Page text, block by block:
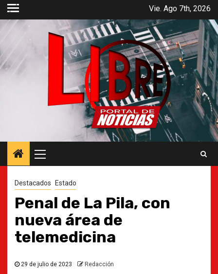
Saltar
contenido
Vie. Ago 7th, 2026
principal
Destacados Estado
Penal de La Pila, con
nueva área de
telemedicina
29 de julio de 2023 Redacción